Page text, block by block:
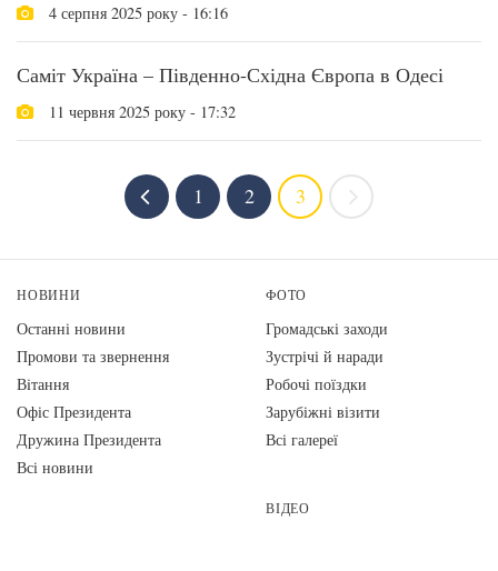
4 серпня 2025 року - 16:16
Саміт Україна – Південно-Східна Європа в Одесі
11 червня 2025 року - 17:32
1 2 3
НОВИНИ
Останні новини
Промови та звернення
Вiтання
Офіс Президента
Дружина Президента
Всі новини
ФОТО
Громадські заходи
Зустрічі й наради
Робочі поїздки
Зарубіжні візити
Всі галереї
ВІДЕО